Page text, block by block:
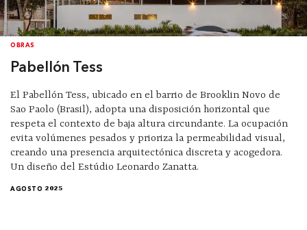
OBRAS
Pabellón Tess
El Pabellón Tess, ubicado en el barrio de Brooklin Novo de
Sao Paolo (Brasil), adopta una disposición horizontal que
respeta el contexto de baja altura circundante. La ocupación
evita volúmenes pesados y prioriza la permeabilidad visual,
creando una presencia arquitectónica discreta y acogedora.
Un diseño del Estúdio Leonardo Zanatta.
AGOSTO 2025